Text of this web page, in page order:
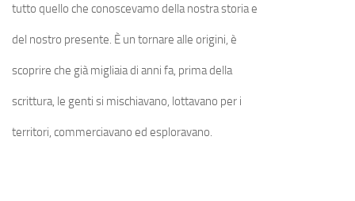
tutto quello che conoscevamo della nostra storia e
del nostro presente. È un tornare alle origini, è
scoprire che già migliaia di anni fa, prima della
scrittura, le genti si mischiavano, lottavano per i
territori, commerciavano ed esploravano.